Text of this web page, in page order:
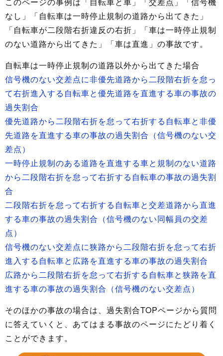
なし」「自転車は一時停止規制の道路から出てきた」
「自転車が二段階右折違反の右折」「車は一時停止規制
のない道路から出てきた」「車は直進」の事故です。
自転車は一時停止規制の道路以外から出てきた場合
信号機のない交差点に非優先道路から二段階右折を怠っ
て右折進入する自転車と優先道路を直進する車の事故の
過失割合
優先道路から二段階右折を怠って右折する自転車と非優
先道路を直進する車の事故の過失割合（信号機のない交
差点）
一時停止規制のある道路を直進する車と規制のない道路
から二段階右折を怠って右折する自転車の事故の過失割
合
二段階右折を怠って右折する自転車と交差道路から直進
する車の事故の過失割合（信号機のない同幅員の交差
点）
信号機のない交差点に狭路から二段階右折を怠って右折
進入する自転車と広路を直進する車の事故の過失割合
広路から二段階右折を怠って右折する自転車と狭路を直
進する車の事故の過失割合（信号機のない交差点）
そのほかの事故の場合は、過失割合TOPページから質問
に答えていくと、あてはまる事故のページにたどり着く
ことができます。